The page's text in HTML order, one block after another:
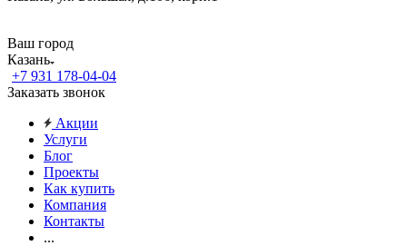
Ваш город
Казань
+7 931 178-04-04
Заказать звонок
Акции
Услуги
Блог
Проекты
Как купить
Компания
Контакты
...